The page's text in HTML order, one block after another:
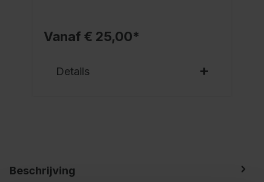
Vanaf € 25,00*
Details
Beschrijving